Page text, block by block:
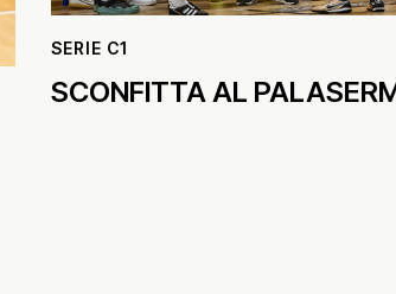
SERIE C1
SCONFITTA AL